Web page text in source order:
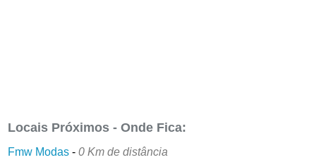
Locais Próximos - Onde Fica:
Fmw Modas -0 Km de distância